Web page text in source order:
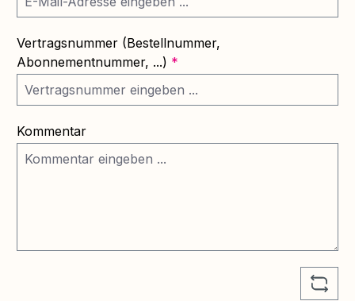
Vertragsnummer (Bestellnummer,
Abonnementnummer, ...) *
Kommentar